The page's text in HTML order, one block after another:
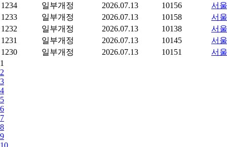
1234
일부개정 2026.07.13 10156
서
1233
일부개정 2026.07.13 10158
서
1232
일부개정 2026.07.13 10138
서
1231
일부개정 2026.07.13 10145
서
1230
일부개정 2026.07.13 10151
서
1
2
3
4
5
6
7
8
9
10